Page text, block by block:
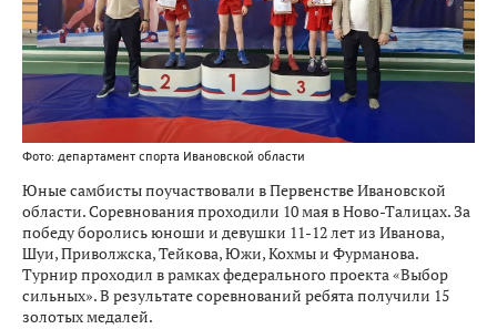
Фото: департамент спорта Ивановской области
Юные самбисты поучаствовали в Первенстве Ивановской
области. Соревнования проходили 10 мая в Ново-Талицах. За
победу боролись юноши и девушки 11-12 лет из Иванова,
Шуи, Приволжска, Тейкова, Южи, Кохмы и Фурманова.
Турнир проходил в рамках федерального проекта «Выбор
сильных». В результате соревнований ребята получили 15
золотых медалей.